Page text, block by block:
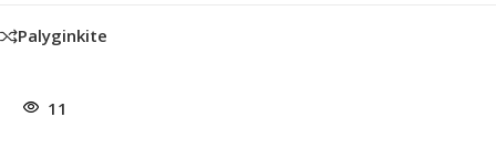
Palyginkite
11